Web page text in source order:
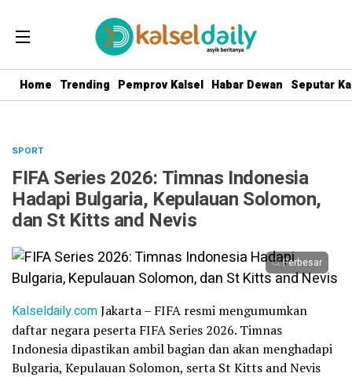
Home Trending Pemprov Kalsel Habar Dewan Seputar
SPORT
FIFA Series 2026: Timnas Indonesia
Hadapi Bulgaria, Kepulauan Solomon,
dan St Kitts and Nevis
Perbesar
Kalseldaily.comJakarta – FIFA resmi mengumumkan
daftar negara peserta FIFA Series 2026. Timnas
Indonesia dipastikan ambil bagian dan akan menghadapi
Bulgaria, Kepulauan Solomon, serta St Kitts and Nevis